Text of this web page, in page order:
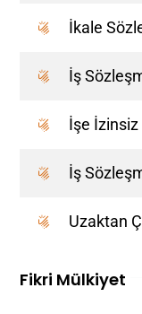
İkale
İş
İşe
İş
Uzaktan
Fikri Mülkiyet